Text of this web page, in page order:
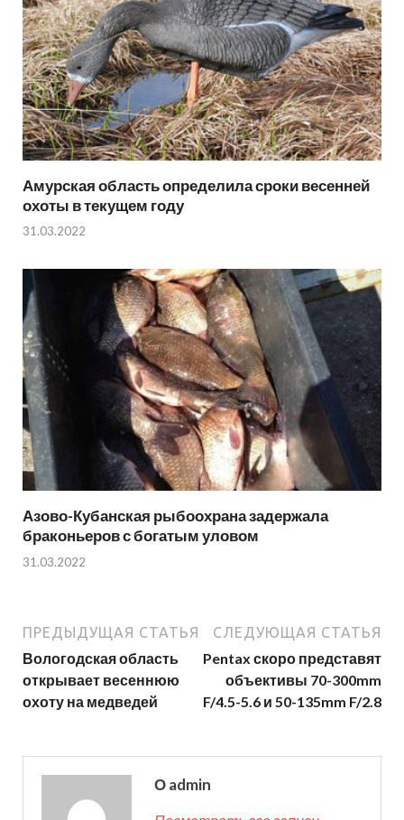
Амурская область определила сроки весенней
охоты в текущем году
31.03.2022
Азово-Кубанская рыбоохрана задержала
браконьеров с богатым уловом
31.03.2022
ПРЕДЫДУЩАЯ СТАТЬЯ
Вологодская область
открывает весеннюю
охоту на медведей
СЛЕДУЮЩАЯ СТАТЬЯ
Pentax скоро представят
объективы 70-300mm
F/4.5-5.6 и 50-135mm F/2.8
О admin